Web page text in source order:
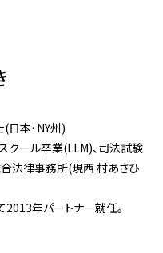
日本・NY州)
クール卒業(LLM)、司法試験
法律事務所(現西 村あさひ
年パートナー就任。